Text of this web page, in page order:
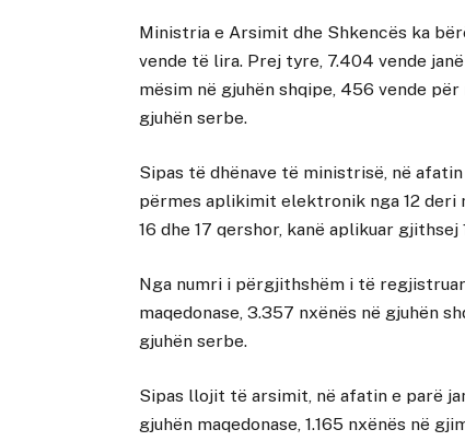
Ministria e Arsimit dhe Shkencës ka
vende të lira. Prej tyre, 7.404 vende
mësim në gjuhën shqipe, 456 vende
gjuhën serbe.
Sipas të dhënave të ministrisë, në
përmes aplikimit elektronik nga 12 deri
16 dhe 17 qershor, kanë aplikuar
Nga numri i përgjithshëm i të
maqedonase, 3.357 nxënës në gjuhën
gjuhën serbe.
Sipas llojit të arsimit, në afatin e parë
gjuhën maqedonase, 1.165 nxënës në